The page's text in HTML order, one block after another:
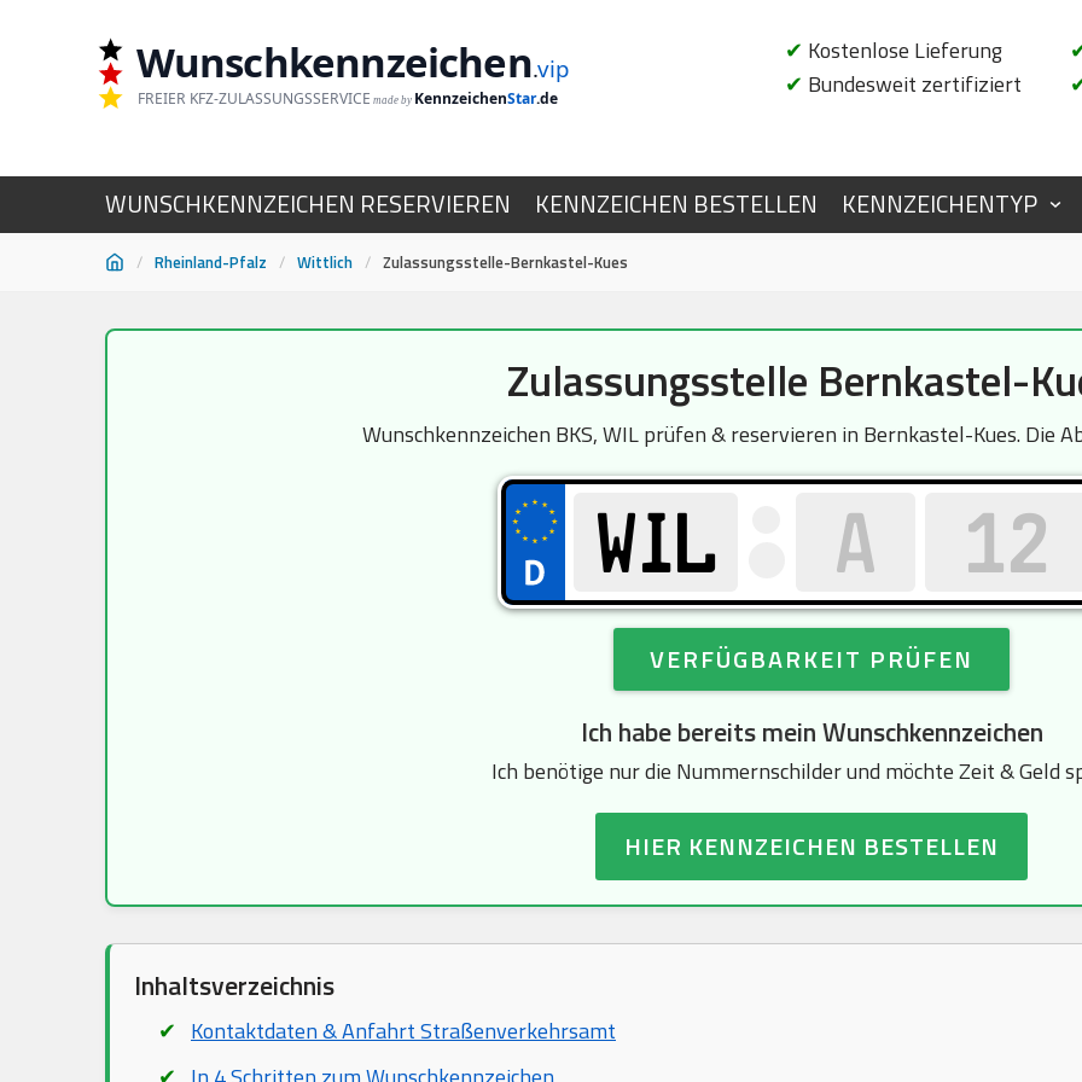
Wunschkennzeichen.vip
FREIER KFZ-ZULASSUNGSSERVICE made by KennzeichenStar.de
✔ Kostenlose Lieferung
✔ Bundesweit zertifiziert
WUNSCHKENNZEICHEN RESERVIEREN KENNZEICHEN BESTELLEN KENNZEICHENTYP
/ Rheinland-Pfalz / Wittlich / Zulassungsstelle-Bernkastel-Kues
Zulassungsstelle Bernkastel-
Wunschkennzeichen BKS, WIL prüfen & reservieren in Bernkastel-Kues. Die
VERFÜGBARKEIT PRÜFEN
Ich habe bereits mein Wunschkennzeichen
Ich benötige nur die Nummernschilder und möchte Zeit & Geld
HIER KENNZEICHEN BESTELLEN
Inhaltsverzeichnis
Kontaktdaten & Anfahrt Straßenverkehrsamt